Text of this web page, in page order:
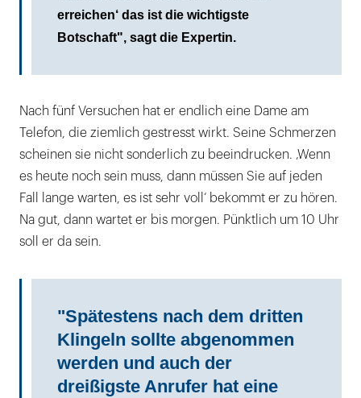
erreichen‘ das ist die wichtigste
Botschaft", sagt die Expertin.
Nach fünf Versuchen hat er endlich eine Dame am
Telefon, die ziemlich gestresst wirkt. Seine Schmerzen
scheinen sie nicht sonderlich zu beeindrucken. ‚Wenn
es heute noch sein muss, dann müssen Sie auf jeden
Fall lange warten, es ist sehr voll‘ bekommt er zu hören.
Na gut, dann wartet er bis morgen. Pünktlich um 10 Uhr
soll er da sein.
"Spätestens nach dem dritten
Klingeln sollte abgenommen
werden und auch der
dreißigste Anrufer hat eine